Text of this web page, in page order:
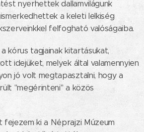
nyerhettek dallamvilágunk
a keleti lelkiség
felfogható valóságaiba.
kórus tagjainak kitartásukat,
idejüket, melyek által valamennyien
jó volt megtapasztalni, hogy a
"megérinteni" a közös
fejezem ki a Néprajzi Múzeum